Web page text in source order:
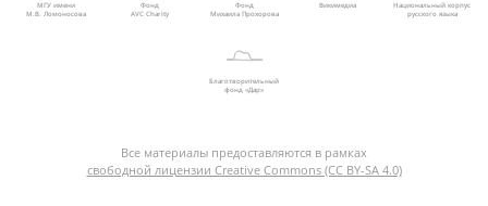
МГУ имени
М.В. Ломоносова
Фонд
AVC Charity
Фонд
Михаила Прохорова
Викимедиа
Национальный корпус
русского языка
Благотворительный
фонд «Дар»
Все материалы предоставляются в рамках
свободной лицензии Creative Commons (CC BY-SA 4.0)